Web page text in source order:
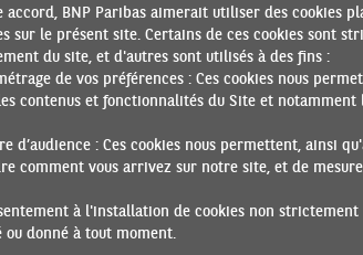
SOMMAIRE
EN 2023 ASSOMBRIES
accord, BNP Paribas aimerait utiliser des cookies
sur le présent site. Certains de ces cookies sont
du site, et d'autres sont utilisés à des fins :
de vos préférences : Ces cookies nous
contenus et fonctionnalités du Site et notamment
d’audience : Ces cookies nous permettent, ainsi
comment vous arrivez sur notre site, et de
à l'installation de cookies non
donné à tout moment.